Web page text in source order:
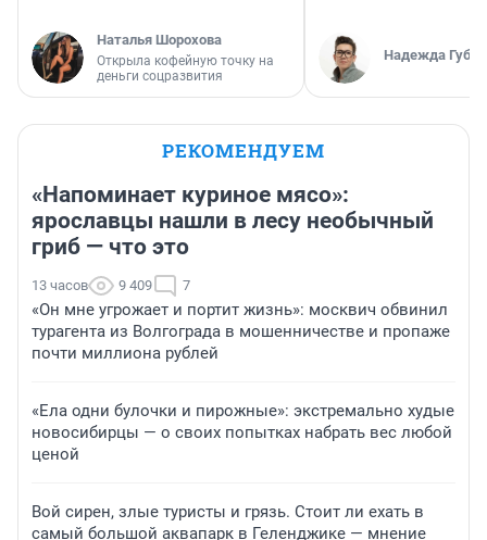
Наталья Шорохова
Открыла кофейную точку на
деньги соцразвития
Надежда
РЕКОМЕНДУЕМ
«Напоминает куриное мясо»:
ярославцы нашли в лесу необычный
гриб — что это
13 часов 9 409 7
«Он мне угрожает и портит жизнь»: москвич обвинил
турагента из Волгограда в мошенничестве и пропаже
почти миллиона рублей
«Ела одни булочки и пирожные»: экстремально худые
новосибирцы — о своих попытках набрать вес любой
ценой
Вой сирен, злые туристы и грязь. Стоит ли ехать в
самый большой аквапарк в Геленджике — мнение